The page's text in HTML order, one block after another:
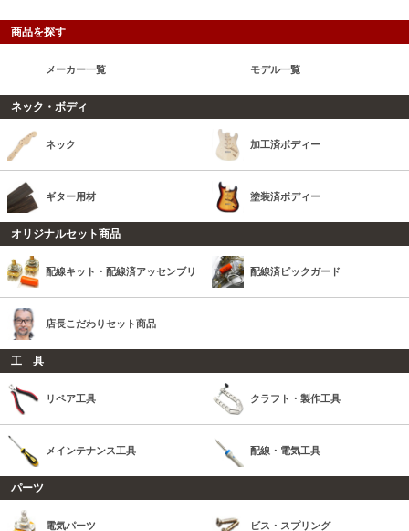
商品を探す
メーカー一覧 モデル一覧
ネック・ボディ
ネック 加工済ボディー
ギター用材 塗装済ボディー
オリジナルセット商品
配線キット・配線済アッセンブリ 配線済ピックガード
店長こだわりセット商品
工 具
リペア工具 クラフト・製作工具
メインテナンス工具 配線・電気工具
パーツ
電気パーツ ビス・スプリング